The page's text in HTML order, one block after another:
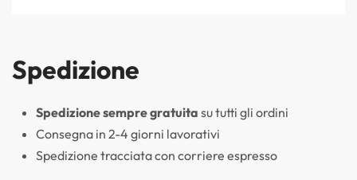
Spedizione
Spedizione sempre gratuita su tutti gli ordini
Consegna in 2-4 giorni lavorativi
Spedizione tracciata con corriere espresso